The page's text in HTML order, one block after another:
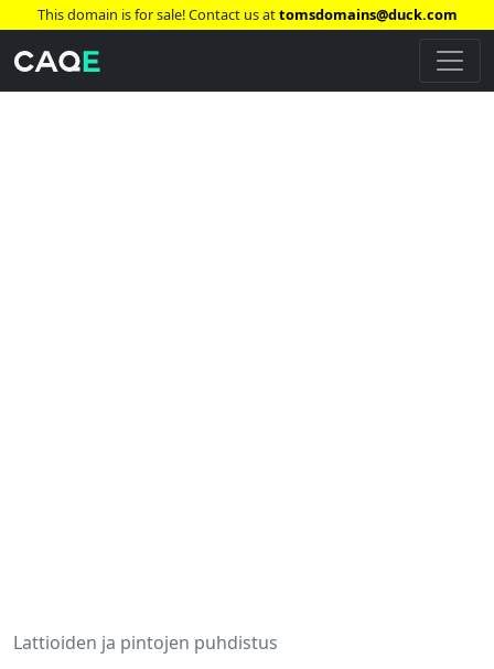
This domain is for sale! Contact us attomsdomains@duck.com
Lattioiden ja pintojen puhdistus